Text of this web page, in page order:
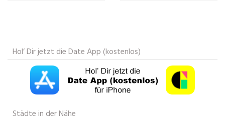
Hol‘ Dir jetzt die Date App (kostenlos)
Städte in der Nähe